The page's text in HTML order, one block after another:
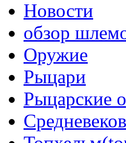
Новости
обзор
Оружие
Рыцари
Рыцарские